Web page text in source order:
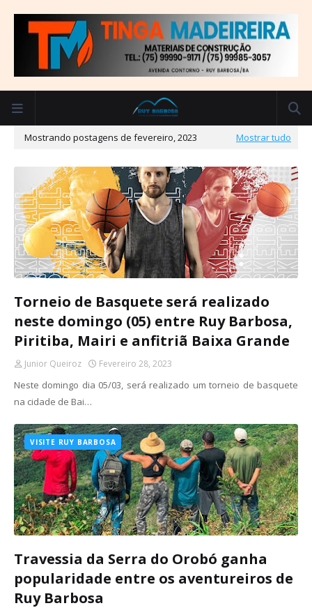
Mostrando postagens de fevereiro, 2023 Mostrar tudo
Torneio de Basquete será realizado
neste domingo (05) entre Ruy Barbosa,
Piritiba, Mairi e anfitriã Baixa Grande
Junior Queiroz Fevereiro 28, 2023
Neste domingo dia 05/03, será realizado um torneio de basquete
na cidade de Bai…
VISITE RUY BARBOSA
Travessia da Serra do Orobó ganha
popularidade entre os aventureiros de
Ruy Barbosa